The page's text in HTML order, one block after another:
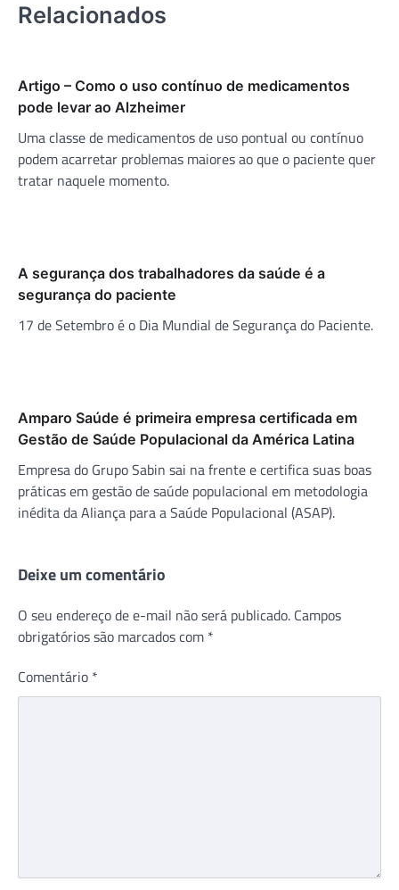
Relacionados
Artigo – Como o uso contínuo de medicamentos
pode levar ao Alzheimer
Uma classe de medicamentos de uso pontual ou contínuo
podem acarretar problemas maiores ao que o paciente quer
tratar naquele momento.
A segurança dos trabalhadores da saúde é a
segurança do paciente
17 de Setembro é o Dia Mundial de Segurança do Paciente.
Amparo Saúde é primeira empresa certificada em
Gestão de Saúde Populacional da América Latina
Empresa do Grupo Sabin sai na frente e certifica suas boas
práticas em gestão de saúde populacional em metodologia
inédita da Aliança para a Saúde Populacional (ASAP).
Deixe um comentário
O seu endereço de e-mail não será publicado. Campos
obrigatórios são marcados com *
Comentário *